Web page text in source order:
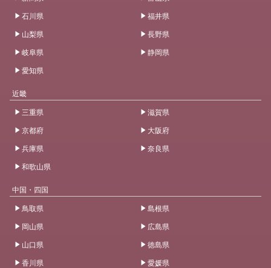
石川県
福井県
山梨県
長野県
岐阜県
静岡県
愛知県
近畿
三重県
滋賀県
京都府
大阪府
兵庫県
奈良県
和歌山県
中国・四国
鳥取県
島根県
岡山県
広島県
山口県
徳島県
香川県
愛媛県